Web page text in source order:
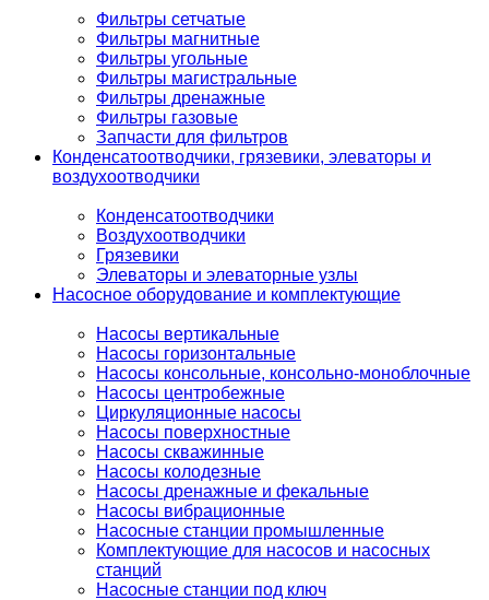
Фильтры сетчатые
Фильтры магнитные
Фильтры угольные
Фильтры магистральные
Фильтры дренажные
Фильтры газовые
Запчасти для фильтров
Конденсатоотводчики, грязевики, элеваторы и
воздухоотводчики
Конденсатоотводчики
Воздухоотводчики
Грязевики
Элеваторы и элеваторные узлы
Насосное оборудование и комплектующие
Насосы вертикальные
Насосы горизонтальные
Насосы консольные, консольно-моноблочные
Насосы центробежные
Циркуляционные насосы
Насосы поверхностные
Насосы скважинные
Насосы колодезные
Насосы дренажные и фекальные
Насосы вибрационные
Насосные станции промышленные
Комплектующие для насосов и насосных
станций
Насосные станции под ключ